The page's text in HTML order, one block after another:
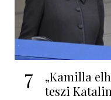
7
„Kamilla
teszi